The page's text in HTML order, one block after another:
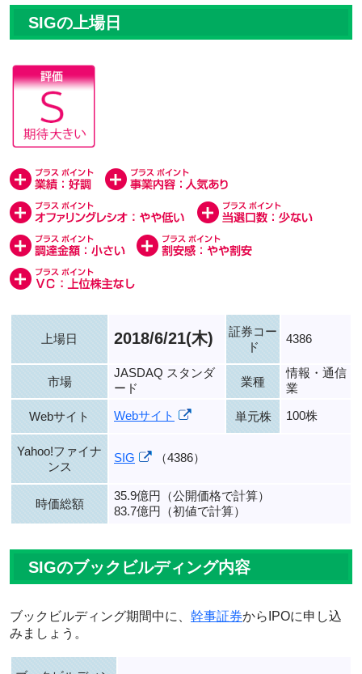
SIGの上場日
上場日 2018/6/21(木)
証券コー
ド
4386
市場
JASDAQ スタンダ
ード
業種
情報・通信
業
Webサイト Webサイト 単元株 100株
Yahoo!ファイナ
ンス
SIG （4386）
時価総額
35.9億円（公開価格で計算）
83.7億円（初値で計算）
SIGのブックビルディング内容
ブックビルディング期間中に、 幹事証券からIPOに申し込
みましょう。